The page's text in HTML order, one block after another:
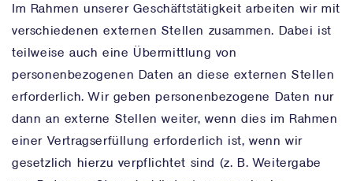
Im Rahmen unserer Geschäftstätigkeit arbeiten wir mit
verschiedenen externen Stellen zusammen. Dabei ist
teilweise auch eine Übermittlung von
personenbezogenen Daten an diese externen Stellen
erforderlich. Wir geben personenbezogene Daten nur
dann an externe Stellen weiter, wenn dies im Rahmen
einer Vertragserfüllung erforderlich ist, wenn wir
gesetzlich hierzu verpflichtet sind (z. B. Weitergabe